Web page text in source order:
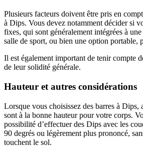
Plusieurs facteurs doivent être pris en
à Dips. Vous devez notamment décider si
fixes, qui sont généralement intégrées à
salle de sport, ou bien une option portable,
Il est également important de tenir compte
de leur solidité générale.
Hauteur et autres considérations
Lorsque vous choisissez des barres à Dips,
sont à la bonne hauteur pour votre corps.
possibilité d’effectuer des Dips avec les
90 degrés ou légèrement plus prononcé,
touchent le sol.